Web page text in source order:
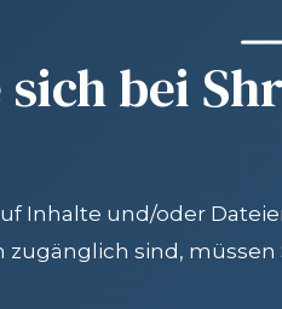
sich bei
Inhalte und/oder
zugänglich sind, müssen